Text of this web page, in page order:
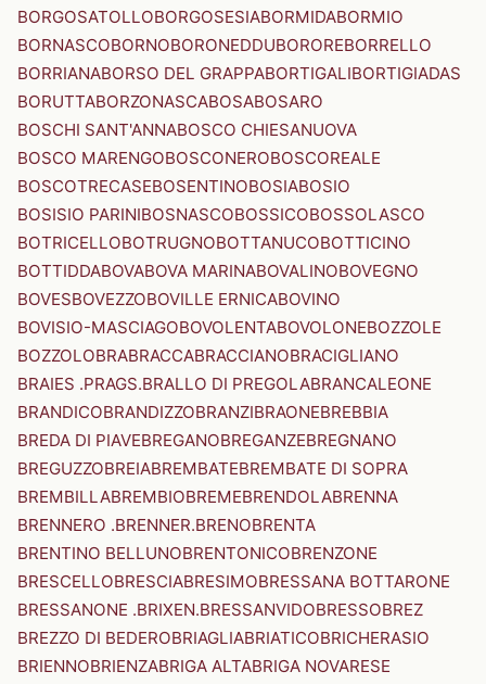
BORGOSATOLLOBORGOSESIABORMIDABORMIO
BORNASCOBORNOBORONEDDUBOROREBORRELLO
BORRIANABORSO DEL GRAPPABORTIGALIBORTIGIADAS
BORUTTABORZONASCABOSABOSARO
BOSCHI SANT'ANNABOSCO CHIESANUOVA
BOSCO MARENGOBOSCONEROBOSCOREALE
BOSCOTRECASEBOSENTINOBOSIABOSIO
BOSISIO PARINIBOSNASCOBOSSICOBOSSOLASCO
BOTRICELLOBOTRUGNOBOTTANUCOBOTTICINO
BOTTIDDABOVABOVA MARINABOVALINOBOVEGNO
BOVESBOVEZZOBOVILLE ERNICABOVINO
BOVISIO-MASCIAGOBOVOLENTABOVOLONEBOZZOLE
BOZZOLOBRABRACCABRACCIANOBRACIGLIANO
BRAIES .PRAGS.BRALLO DI PREGOLABRANCALEONE
BRANDICOBRANDIZZOBRANZIBRAONEBREBBIA
BREDA DI PIAVEBREGANOBREGANZEBREGNANO
BREGUZZOBREIABREMBATEBREMBATE DI SOPRA
BREMBILLABREMBIOBREMEBRENDOLABRENNA
BRENNERO .BRENNER.BRENOBRENTA
BRENTINO BELLUNOBRENTONICOBRENZONE
BRESCELLOBRESCIABRESIMOBRESSANA BOTTARONE
BRESSANONE .BRIXEN.BRESSANVIDOBRESSOBREZ
BREZZO DI BEDEROBRIAGLIABRIATICOBRICHERASIO
BRIENNOBRIENZABRIGA ALTABRIGA NOVARESE